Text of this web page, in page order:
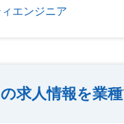
エンジニア
求人情報を業